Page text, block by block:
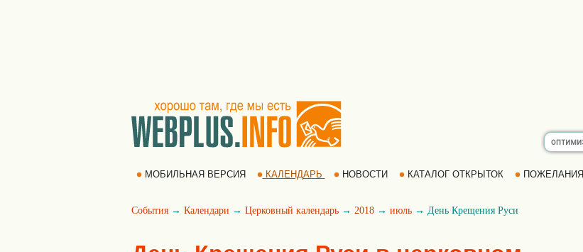
МОБИЛЬНАЯ ВЕРСИЯ КАЛЕНДАРЬ НОВОСТИ КАТАЛОГ ОТКРЫТОК ПОЖЕЛАНИЯ
События → Календари → Церковный календарь → 2018 → июль → День Крещения Руси